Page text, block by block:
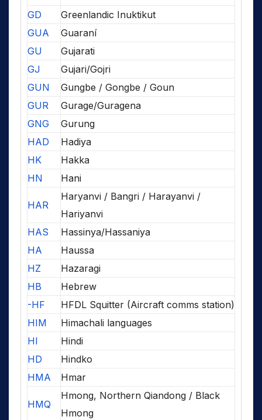
GD
Greenlandic Inuktikut
GUA
Guaraní
GU
Gujarati
GJ
Gujari/Gojri
GUN
Gungbe / Gongbe / Goun
GUR
Gurage/Guragena
GNG
Gurung
HAD
Hadiya
HK
Hakka
HN
Hani
HAR
Haryanvi / Bangri / Harayanvi /
Hariyanvi
HAS
Hassinya/Hassaniya
HA
Haussa
HZ
Hazaragi
HB
Hebrew
-HF
HFDL Squitter (Aircraft comms station)
HIM
Himachali languages
HI
Hindi
HD
Hindko
HMA
Hmar
HMQ
Hmong, Northern Qiandong / Black
Hmong